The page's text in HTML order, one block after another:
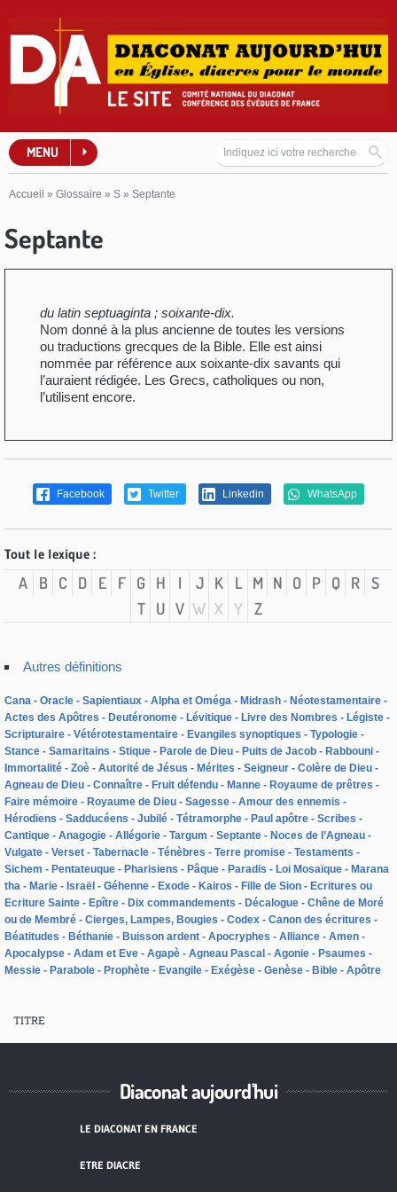
MENU
Accueil » Glossaire » S » Septante
Septante
du latin septuaginta ; soixante-dix.
Nom donné à la plus ancienne de toutes les versions
ou traductions grecques de la Bible. Elle est ainsi
nommée par référence aux soixante-dix savants qui
l’auraient rédigée. Les Grecs, catholiques ou non,
l’utilisent encore.
Facebook Twitter Linkedin WhatsApp
Tout le lexique :
A B C D E F G H I J K L M N O P Q R S
T
U V W X Y Z
Autres définitions
Cana Oracle Sapientiaux Alpha et Oméga Midrash
Néotestamentaire
Actes des Apôtres
Deutéronome Lévitique Livre des Nombres
Légiste
Scripturaire
Vétérotestamentaire Evangiles synoptiques
Typologie
Stance
Samaritains Stique Parole de Dieu Puits de Jacob
Rabbouni
Immortalité
Zoè Autorité de Jésus Mérites Seigneur
Colère de Dieu
Agneau de Dieu
Connaître Fruit défendu Manne
Royaume de prêtres
Faire mémoire
Royaume de Dieu Sagesse
Amour des ennemis
Hérodiens
Sadducéens Jubilé Tétramorphe Paul apôtre
Scribes
Cantique
Anagogie Allégorie Targum Septante
Noces de l’Agneau
Vulgate
Verset Tabernacle Ténèbres Terre promise
Testaments
Sichem
Pentateuque Pharisiens Pâque Paradis Loi Mosaïque
Marana
tha
Marie Israël Géhenne Exode Kairos Fille de Sion
Ecritures ou
Ecriture Sainte
Epître Dix commandements Décalogue
Chêne de Moré
ou de Membré
Cierges, Lampes, Bougies Codex
Canon des écritures
Béatitudes
Béthanie Buisson ardent Apocryphes Alliance
Amen
Apocalypse
Adam et Eve Agapè Agneau Pascal Agonie
Psaumes
Messie
Parabole Prophète Evangile Exégèse Genèse Bible Apôtre
TITRE
Diaconat aujourd'hui
LE DIACONAT EN FRANCE
ETRE DIACRE